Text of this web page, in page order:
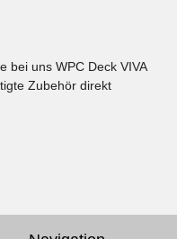
bei uns WPC Deck VIVA
Zubehör direkt